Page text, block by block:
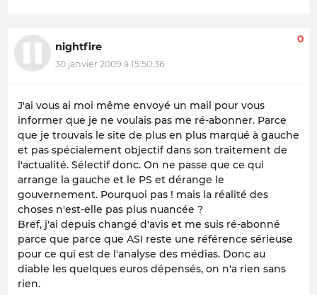
nightfire
30 janvier 2009 à 15:50:36
0
J'ai vous ai moi même envoyé un mail pour vous
informer que je ne voulais pas me ré-abonner. Parce
que je trouvais le site de plus en plus marqué à gauche
et pas spécialement objectif dans son traitement de
l'actualité. Sélectif donc. On ne passe que ce qui
arrange la gauche et le PS et dérange le
gouvernement. Pourquoi pas ! mais la réalité des
choses n'est-elle pas plus nuancée ?
Bref, j'ai depuis changé d'avis et me suis ré-abonné
parce que parce que ASI reste une référence sérieuse
pour ce qui est de l'analyse des médias. Donc au
diable les quelques euros dépensés, on n'a rien sans
rien.